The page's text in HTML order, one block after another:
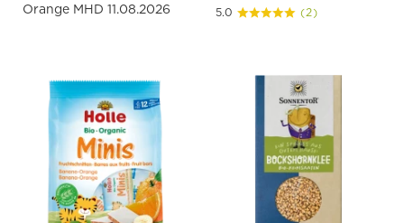
Orange MHD 11.08.2026
5.0 (2)